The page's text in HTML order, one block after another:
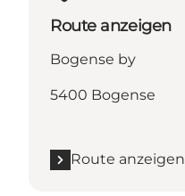
Route anzeigen
Bogense by
5400 Bogense
Route anzeigen